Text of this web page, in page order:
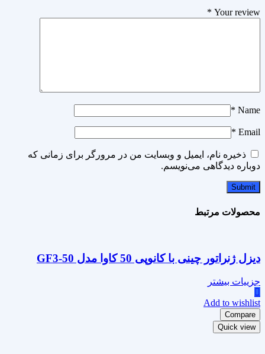
Your review
*
Name
*
Email
*
ذخیره نام، ایمیل و وبسایت من در مرورگر برای زمانی که
دوباره دیدگاهی می‌نویسم.
محصولات مرتبط
دیزل ژنراتور چینی با کانوپی 50 کاوا مدل GF3-50
جزییات بیشتر
Add to wishlist
Compare
Quick view